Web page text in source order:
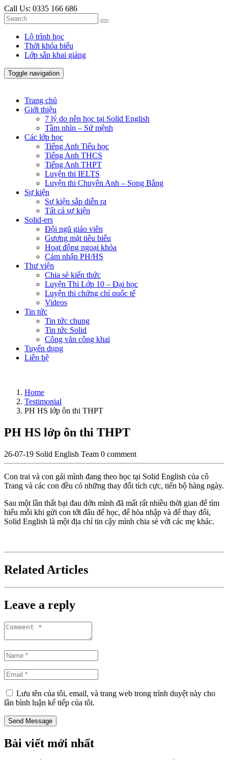
Call Us: 0335 166 686
Lộ trình học
Thời khóa biểu
Lớp sắp khai giảng
Toggle navigation
Trang chủ
Giới thiệu
7 lý do nên học tại Solid English
Tầm nhìn – Sứ mệnh
Các lớp học
Tiếng Anh Tiểu học
Tiếng Anh THCS
Tiếng Anh THPT
Luyện thi IELTS
Luyện thi Chuyên Anh – Song Bằng
Sự kiện
Sự kiện sắp diễn ra
Tất cả sự kiện
Solid-ers
Đội ngũ giáo viên
Gương mặt tiêu biểu
Hoạt động ngoại khóa
Cảm nhận PH/HS
Thư viện
Chia sẻ kiến thức
Luyện Thi Lớp 10 – Đại học
Luyện thi chứng chỉ quốc tế
Videos
Tin tức
Tin tức chung
Tin tức Solid
Công văn công khai
Tuyển dụng
Liên hệ
Home
Testimonial
PH HS lớp ôn thi THPT
PH HS lớp ôn thi THPT
26-07-19 Solid English Team 0 comment
Con trai và con gái mình đang theo học tại Solid English của cô
Trang và các con đều có những thay đổi tích cực, tiến bộ hàng ngày.
Sau một lần thất bại đau đớn mình đã mất rất nhiều thời gian để tìm
hiểu mỗi khi gửi con tới đâu để học, để hòa nhập và để thay đổi,
Solid English là một địa chỉ tin cậy mình chia sẻ với các mẹ khác.
Related Articles
Leave a reply
Lưu tên của tôi, email, và trang web trong trình duyệt này cho
lần bình luận kế tiếp của tôi.
Bài viết mới nhất